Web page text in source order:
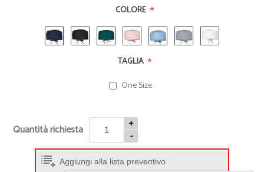
COLORE *
TAGLIA *
One Size
Quantità richiesta
+
-
Aggiungi alla lista preventivo